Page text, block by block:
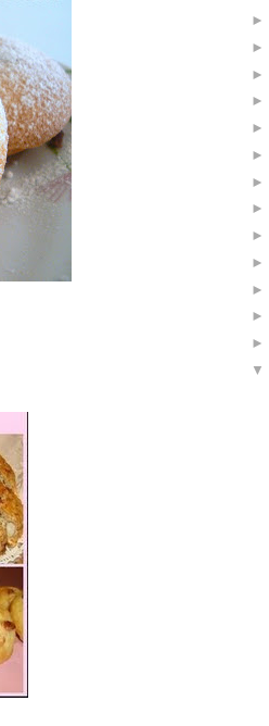
►
►
►
►
►
►
►
►
►
►
►
►
►
▼